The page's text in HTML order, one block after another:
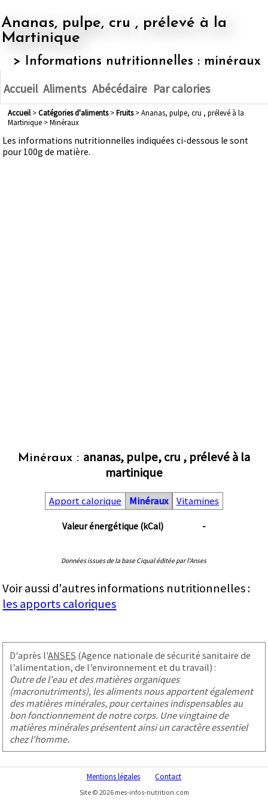
Ananas, pulpe, cru , prélevé à la
Martinique
> Informations nutritionnelles : minéraux
Accueil Aliments Abécédaire Par calories
Accueil> Catégories d'aliments> fruits> Ananas, pulpe, cru , prélevé à la
Martinique > Minéraux
Les informations nutritionnelles indiquées ci-dessous le sont
pour 100g de matière.
Minéraux : ananas, pulpe, cru , prélevé à la
martinique
Apport calorique Minéraux Vitamines
Valeur énergétique (kCal) -
Données issues de la base Ciqual éditée par l'Anses
Voir aussi d'autres informations nutritionnelles :
les apports caloriques
D'après l'ANSES (Agence nationale de sécurité sanitaire de
l’alimentation, de l’environnement et du travail) :
Outre de l'eau et des matières organiques
(macronutriments), les aliments nous apportent également
des matières minérales, pour certaines indispensables au
bon fonctionnement de notre corps. Une vingtaine de
matières minérales présentent ainsi un caractère essentiel
chez l'homme.
Mentions légales Contact
Site © 2026 mes-infos-nutrition.com